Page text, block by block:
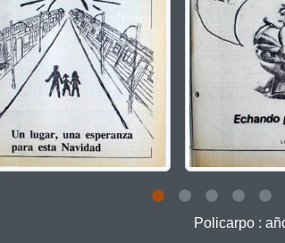
Clicking this description title link will open
Policarpo :